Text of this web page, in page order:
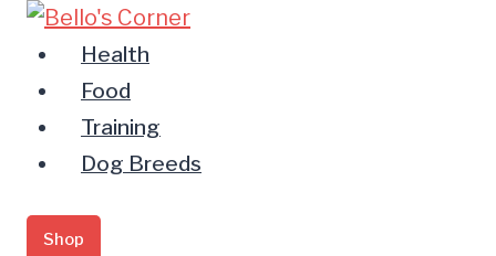
Zum
Inhalt
springen
Health
Food
Training
Dog Breeds
Shop